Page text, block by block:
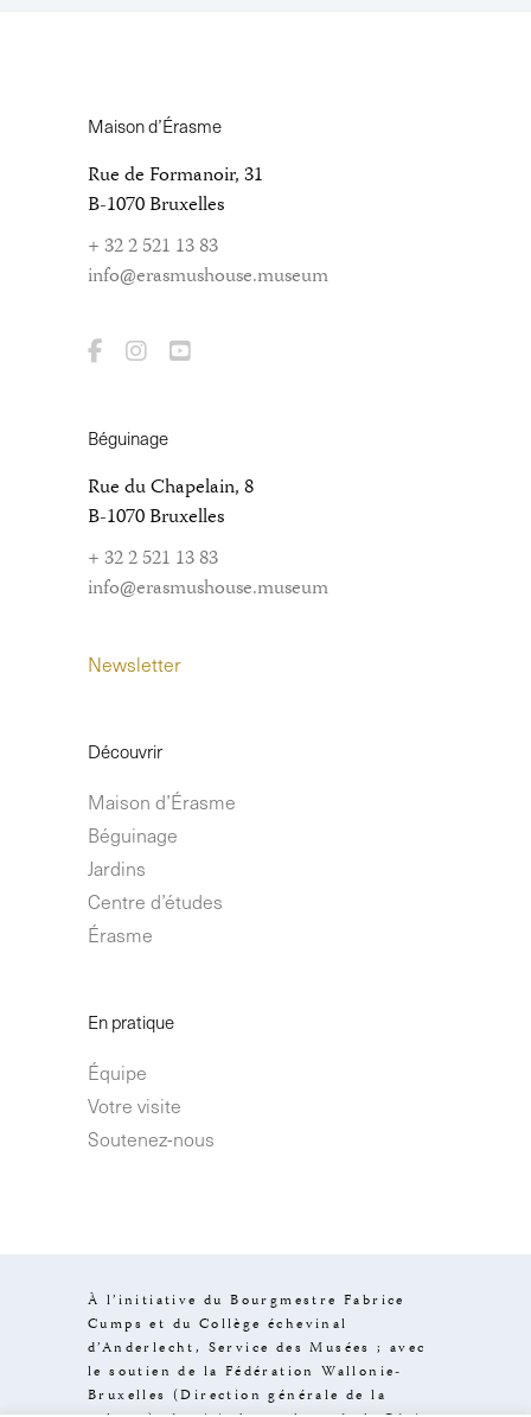
Maison d’Érasme
Rue de Formanoir, 31
B-1070 Bruxelles
+ 32 2 521 13 83
info@erasmushouse.museum
Béguinage
Rue du Chapelain, 8
B-1070 Bruxelles
+ 32 2 521 13 83
info@erasmushouse.museum
Newsletter
Découvrir
Maison d’Érasme
Béguinage
Jardins
Centre d’études
Érasme
En pratique
Équipe
Votre visite
Soutenez-nous
À l’initiative du Bourgmestre Fabrice
Cumps et du Collège échevinal
d’Anderlecht, Service des Musées ; avec
le soutien de la Fédération Wallonie-
Bruxelles (Direction générale de la